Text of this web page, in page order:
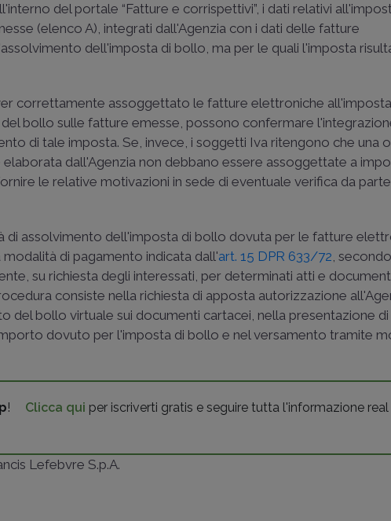
del portale “Fatture e corrispettivi”, i dati relativi
(elenco A), integrati dall'Agenzia con i dati delle fatture
dell'imposta di bollo, ma per le quali l'imposta
correttamente assoggettato le fatture elettroniche
bollo sulle fatture emesse, possono confermare
di tale imposta. Se, invece, i soggetti Iva ritengono che una
dall'Agenzia non debbano essere assoggettate a
le relative motivazioni in sede di eventuale verifica da parte
di assolvimento dell'imposta di bollo dovuta per le fatture
modalità di pagamento indicata dall'art. 15 DPR 633/72,
su richiesta degli interessati, per determinati atti e
consiste nella richiesta di apposta autorizzazione
del bollo virtuale sui documenti cartacei, nella presentazione di
dovuto per l'imposta di bollo e nel versamento tramite
! Clicca qui per iscriverti gratis e seguire tutta l'informazione real
Lefebvre S.p.A.